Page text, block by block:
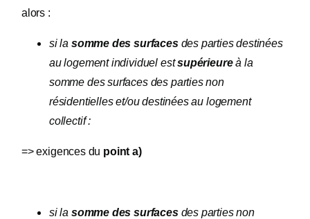
alors :
si la somme des surfacesdes parties destinées
au logement individuel estsupérieureà la
somme des surfaces des parties non
résidentielles et/ou destinées au logement
collectif :
=> exigences du point a)
si la somme des surfacesdes parties non